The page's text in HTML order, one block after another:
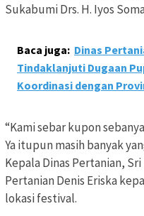
Sukabumi Drs. H. Iyos
Baca juga: Dinas
Tindaklanjuti Dugaan
Koordinasi dengan
“Kami sebar kupon
Ya itupun masih banyak
Kepala Dinas Pertanian,
Pertanian Denis Eriska
lokasi festival.